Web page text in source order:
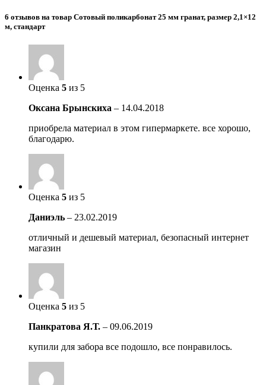
6 отзывов на товар Сотовый поликарбонат 25 мм гранат, размер 2,1×12
м, стандарт
Оценка 5 из 5
Оксана Брынскиха – 14.04.2018
приобрела материал в этом гипермаркете. все хорошо,
благодарю.
Оценка 5 из 5
Даниэль – 23.02.2019
отличный и дешевый материал, безопасный интернет
магазин
Оценка 5 из 5
Панкратова Я.Т. – 09.06.2019
купили для забора все подошло, все понравилось.